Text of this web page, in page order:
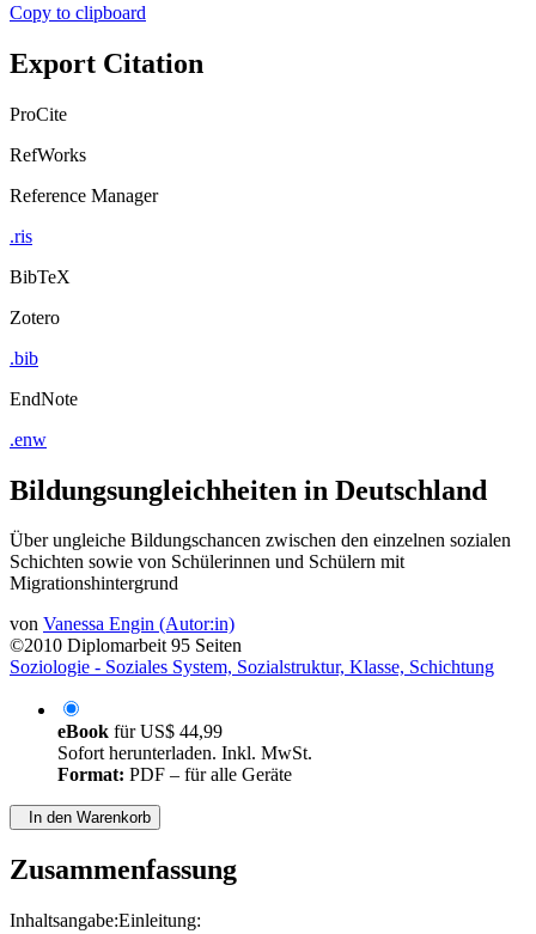
Copy to clipboard
Export Citation
ProCite
RefWorks
Reference Manager
.ris
BibTeX
Zotero
.bib
EndNote
.enw
Bildungsungleichheiten in Deutschland
Über ungleiche Bildungschancen zwischen den einzelnen sozialen
Schichten sowie von Schülerinnen und Schülern mit
Migrationshintergrund
von Vanessa Engin (Autor:in)
©2010 Diplomarbeit 95 Seiten
Soziologie - Soziales System, Sozialstruktur, Klasse, Schichtung
eBook fürUS$ 44,99
Sofort herunterladen. Inkl. MwSt.
Format: PDF – für alle Geräte
In den Warenkorb
Zusammenfassung
Inhaltsangabe:Einleitung: